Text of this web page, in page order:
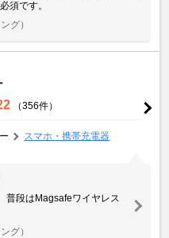
須です。
グ）
（356件）
スマホ・携帯充電器
普段はMagsafeワイヤレス
グ）